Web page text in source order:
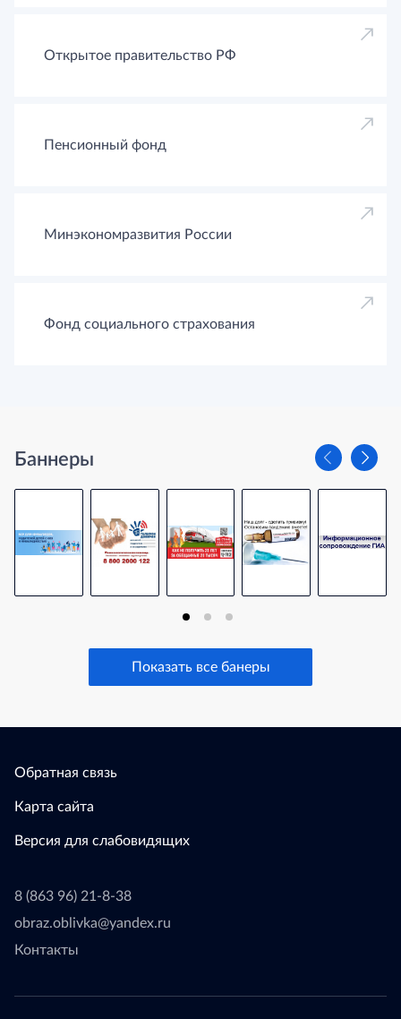
Открытое правительство РФ
Пенсионный фонд
Минэкономразвития России
Фонд социального страхования
Баннеры
Показать все банеры
Обратная связь
Карта сайта
Версия для слабовидящих
8 (863 96) 21-8-38
obraz.oblivka@yandex.ru
Контакты